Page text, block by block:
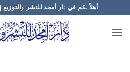
أهلاً بكم في دار أمجد للنشر والتوزيع |